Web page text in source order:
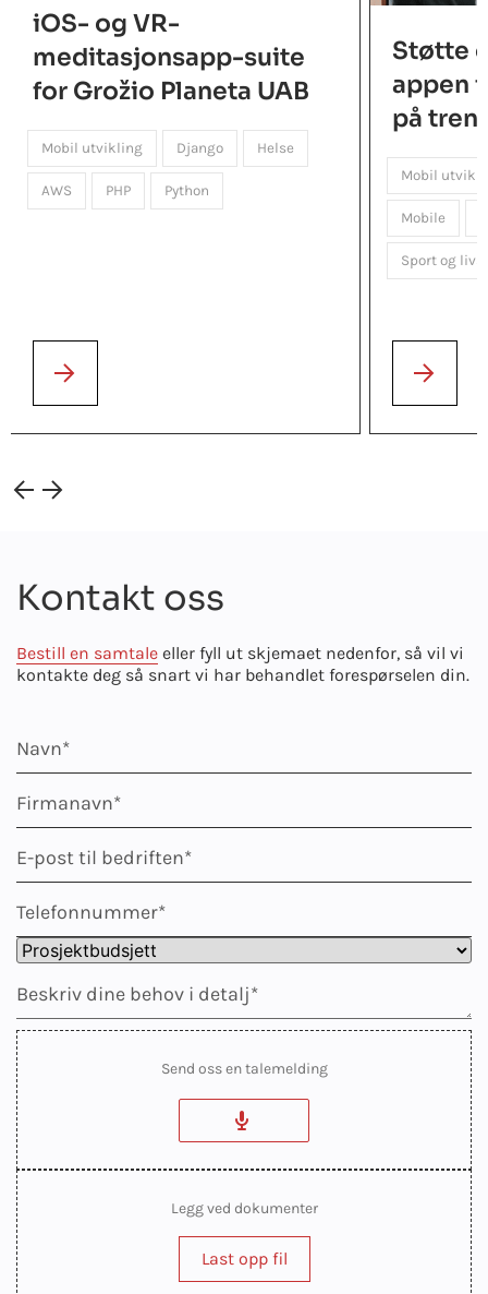
iOS- og VR-
meditasjonsapp-suite
for Grožio Planeta UAB
Mobil utvikling Django Helse
AWS PHP Python
Støtte
appen
på
Mobil
Mobile
Sport og
Kontakt oss
Bestill en samtale eller fyll ut skjemaet nedenfor, så vil vi
kontakte deg så snart vi har behandlet forespørselen din.
Send oss en talemelding
Legg ved dokumenter
Last opp fil